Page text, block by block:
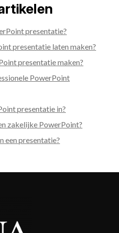
presentatie?
presentatie laten maken?
presentatie maken?
PowerPoint
presentatie in?
zakelijke PowerPoint?
een presentatie?